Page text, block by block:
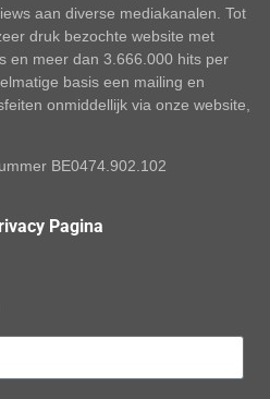
aan diverse mediakanalen. Tot
druk bezochte website met
en meer dan 3.666.000 hits per
basis een mailing en
onmiddellijk via onze website,
BE0474.902.102
Pagina